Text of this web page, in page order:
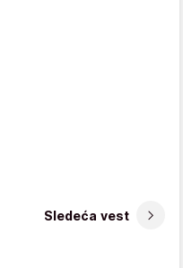
Sledeća vest